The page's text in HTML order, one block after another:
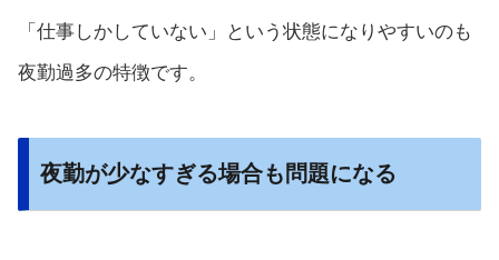
「仕事しかしていない」という状態になりやすいのも
夜勤過多の特徴です。
夜勤が少なすぎる場合も問題になる